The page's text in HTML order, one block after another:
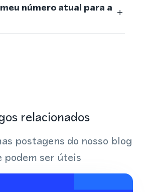
número atual para a
relacionados
postagens do nosso blog
podem ser úteis